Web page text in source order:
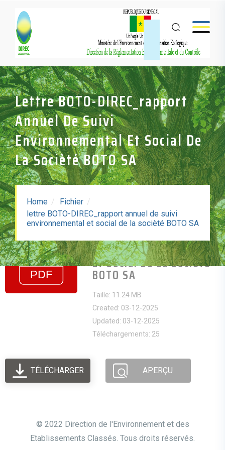
Lettre BOTO-DIREC_rapport
Annuel De Suivi
Environnemental Et Social De
La Socièté BOTO SA
Home
Fichier
lettre BOTO-DIREC_rapport annuel de suivi
environnemental et social de la socièté BOTO SA
Lettre BOTO-
DIREC_rapport Annuel De
Suivi Environnemental
Et Social De La Socièté
BOTO SA
Taille: 11.24 MB
Created: 03-12-2025
Updated: 03-12-2025
Téléchargements: 25
TÉLÉCHARGER APERÇU
© 2022 Direction de l'Environnement et des
Etablissements Classés. Tous droits réservés.